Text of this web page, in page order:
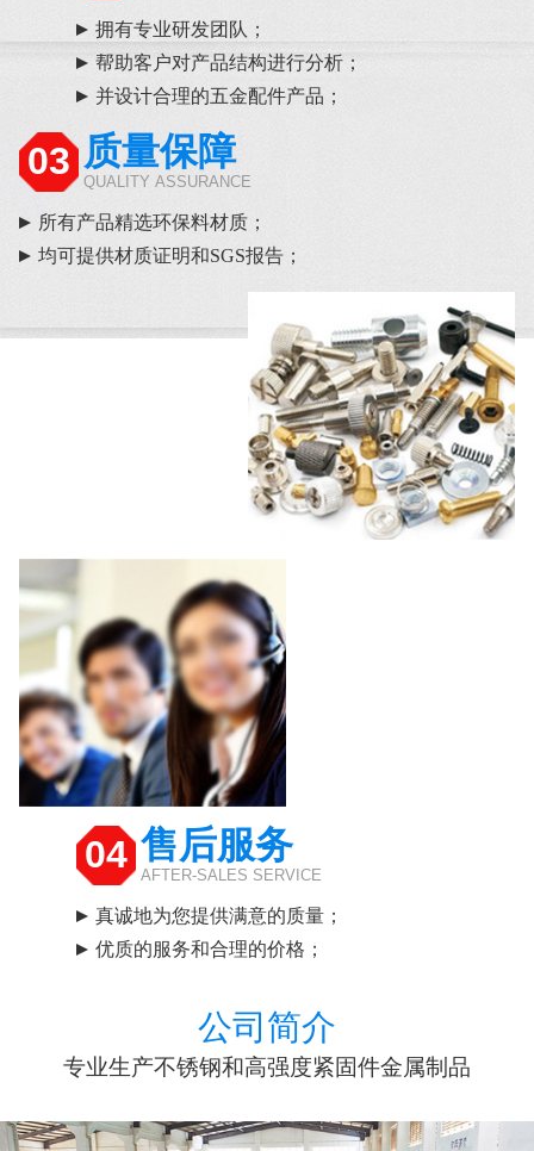
拥有专业研发团队；
帮助客户对产品结构进行分析；
并设计合理的五金配件产品；
03 质量保障
QUALITY ASSURANCE
所有产品精选环保料材质；
均可提供材质证明和SGS报告；
04 售后服务
AFTER-SALES SERVICE
真诚地为您提供满意的质量；
优质的服务和合理的价格；
公司简介
专业生产不锈钢和高强度紧固件金属制品